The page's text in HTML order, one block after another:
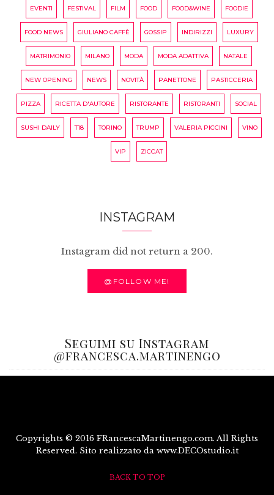
EVENTI FESTIVAL FILM FOOD FOOD&WINE FOODIE
FOOD NEWS GIULIANO CAFFÈ GOSSIP INDIRIZZI LUXURY
MATRIMONIO MILANO MODA MODA ADATTIVA NATALE
NEW OPENING NEWS NOVITÀ PANETTONE PASTICCERIA
PIZZA RICETTA D'AUTORE RISTORANTE RISTORANTI SOCIAL
SUSHI DAILY T18 TORINO TRUMP VALERIA PICCINI VINO
VIP ZICCAT
INSTAGRAM
Instagram did not return a 200.
@FOLLOW ME!
Seguimi su Instagram
@francesca.martinengo
Copyrights © 2016 FRancescaMartinengo.com. All Rights
Reserved. Sito realizzato da www.DECOstudio.it
BACK TO TOP